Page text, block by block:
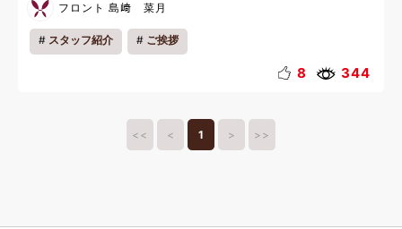
フロント 島﨑 菜月
スタッフ紹介 ご挨拶
8 344
<< < 1 > >>